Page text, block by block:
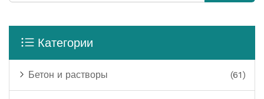
Категории
Бетон и растворы (61)